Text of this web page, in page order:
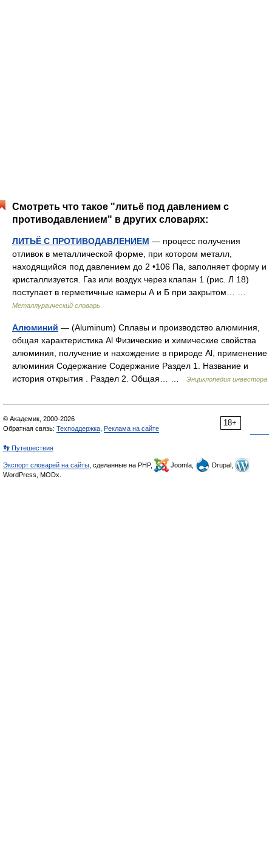
Смотреть что такое "литьё под давлением с
противодавлением" в других словарях:
ЛИТЬЁ С ПРОТИВОДАВЛЕНИЕМ — процесс получения
отливок в металлической форме, при котором металл,
находящийся под давлением до 2 •106 Па, заполняет форму и
кристаллизуется. Газ или воздух через клапан 1 (рис. Л 18)
поступает в герметичные камеры А и Б при закрытом… …
Металлургический словарь
Алюминий — (Aluminum) Сплавы и производство алюминия,
общая характеристика Al Физические и химические свойства
алюминия, получение и нахождение в природе Al, применение
алюминия Содержание Содержание Раздел 1. Название и
история открытия . Раздел 2. Общая… …
Энциклопедия инвестора
18+
© Академик, 2000-2026
Обратная связь: Техподдержка Реклама на сайте
👣 Путешествия
Экспорт словарей на сайты , сделанные на PHP, Joomla,
Drupal,
WordPress, MODx.